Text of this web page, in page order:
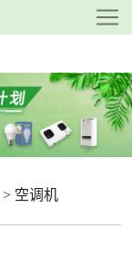
> 空调机